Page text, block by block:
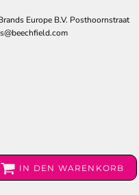
Europe B.V. Posthoornstraat
IN DEN WARENKORB